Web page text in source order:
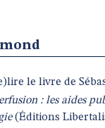
le livre de
: les aides
(Éditions